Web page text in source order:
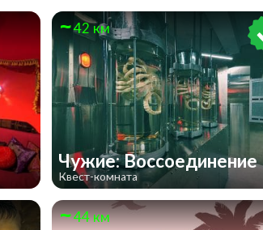
42 км
Чужие: Воссоединение
Квест-комната
44 км